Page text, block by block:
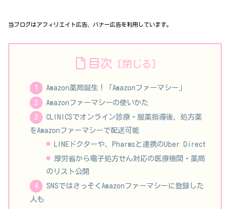
当ブログはアフィリエイト広告、バナー広告を利用しています。
目次
Amazon薬局誕生！「Amazonファーマシー」
Amazonファーマシーの使いかた
CLINICSでオンライン診療・服薬指導後、処方薬
をAmazonファーマシーで配送可能
LINEドクターや、Pharmsと連携のUber Direct
厚労省から電子処方せん対応の医療機関・薬局
のリスト公開
SNSではさっそくAmazonファーマシーに登録した
人も